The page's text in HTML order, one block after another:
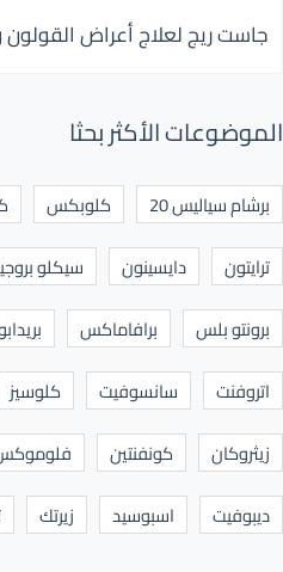
جاست ريج لعلاج أعراض القولون
الموضوعات الأكثر بحثا
برشام سياليس 20 كلوبكس
ترايتون
دايسينون سيكلو
برونتو بلس
برافاماكس
اتروفنت
سانسوفيت كلوسيز
زيثروكان
كونفنتين
ديبوفيت
اسبوسيد زيرتك